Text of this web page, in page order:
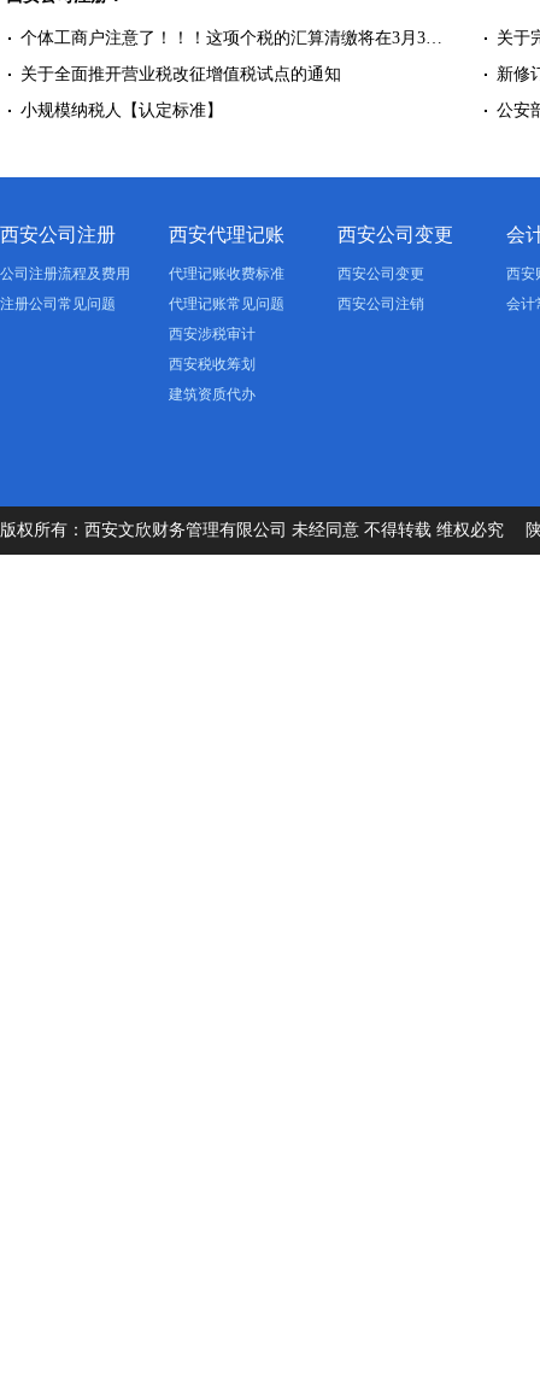
个体工商户注意了！！！这项个税的汇算清缴将在3月3…
关于
关于全面推开营业税改征增值税试点的通知
新修
小规模纳税人【认定标准】
公安
西安公司注册
公司注册流程及费用
注册公司常见问题
西安代理记账
代理记账收费标准
代理记账常见问题
西安涉税审计
西安税收筹划
建筑资质代办
西安公司变更
西安公司变更
西安公司注销
会
西安
会计
版权所有：西安文欣财务管理有限公司 未经同意 不得转载 维权必究